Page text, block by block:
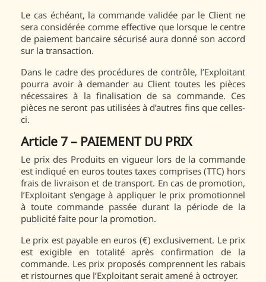
Le cas échéant, la commande validée par le Client ne
sera considérée comme effective que lorsque le centre
de paiement bancaire sécurisé aura donné son accord
sur la transaction.
Dans le cadre des procédures de contrôle, l’Exploitant
pourra avoir à demander au Client toutes les pièces
nécessaires à la finalisation de sa commande. Ces
pièces ne seront pas utilisées à d’autres fins que celles-
ci.
Article 7 – PAIEMENT DU PRIX
Le prix des Produits en vigueur lors de la commande
est indiqué en euros toutes taxes comprises (TTC) hors
frais de livraison et de transport. En cas de promotion,
l’Exploitant s'engage à appliquer le prix promotionnel
à toute commande passée durant la période de la
publicité faite pour la promotion.
Le prix est payable en euros (€) exclusivement. Le prix
est exigible en totalité après confirmation de la
commande. Les prix proposés comprennent les rabais
et ristournes que l’Exploitant serait amené à octroyer.